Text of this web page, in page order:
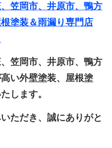
笠岡市、井原市、鴨方
塗装＆雨漏り専門店
笠岡市、井原市、鴨方
い外壁塗装、屋根塗
します。
ただき、誠にありがと